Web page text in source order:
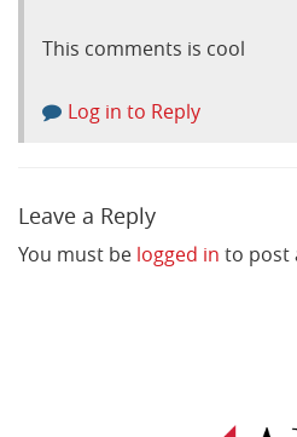
This comments is cool
Log in to Reply
Leave a Reply
You must be logged in to post